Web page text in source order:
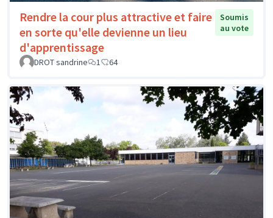
Rendre la cour plus attractive et faire
en sorte qu'elle devienne un lieu
d'apprentissage
Soumis
au vote
DROT sandrine 1 64